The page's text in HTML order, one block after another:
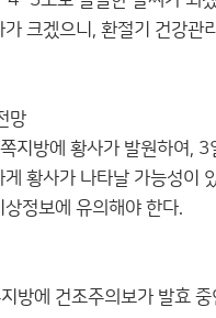
가 크겠으니, 환절기 건강관
망
지방에 황사가 발원하여, 3
황사가 나타날 가능성이
정보에 유의해야 한다.
방에 건조주의보가 발효 중